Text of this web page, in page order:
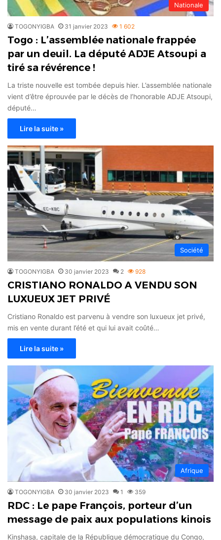
Nationale
TOGONYIGBA 31 janvier 2023 1 602
Togo : L’assemblée nationale frappée
par un deuil. La député ADJE Atsoupi a
tiré sa révérence !
La triste nouvelle est tombée depuis hier. L’assemblée nationale
vient d’être éprouvée par le décès de l’honorable ADJE Atsoupi,
député…
Lire la suite »
Société
TOGONYIGBA 30 janvier 2023 2 928
CRISTIANO RONALDO A VENDU SON
LUXUEUX JET PRIVÉ
Cristiano Ronaldo est parvenu à vendre son luxueux jet privé,
mis en vente durant l’été et qui lui avait coûté…
Lire la suite »
Afrique
TOGONYIGBA 30 janvier 2023 1 359
RDC : Le pape François, porteur d’un
message de paix aux populations kinois
Kinshasa, capitale de la République démocratique du Congo,